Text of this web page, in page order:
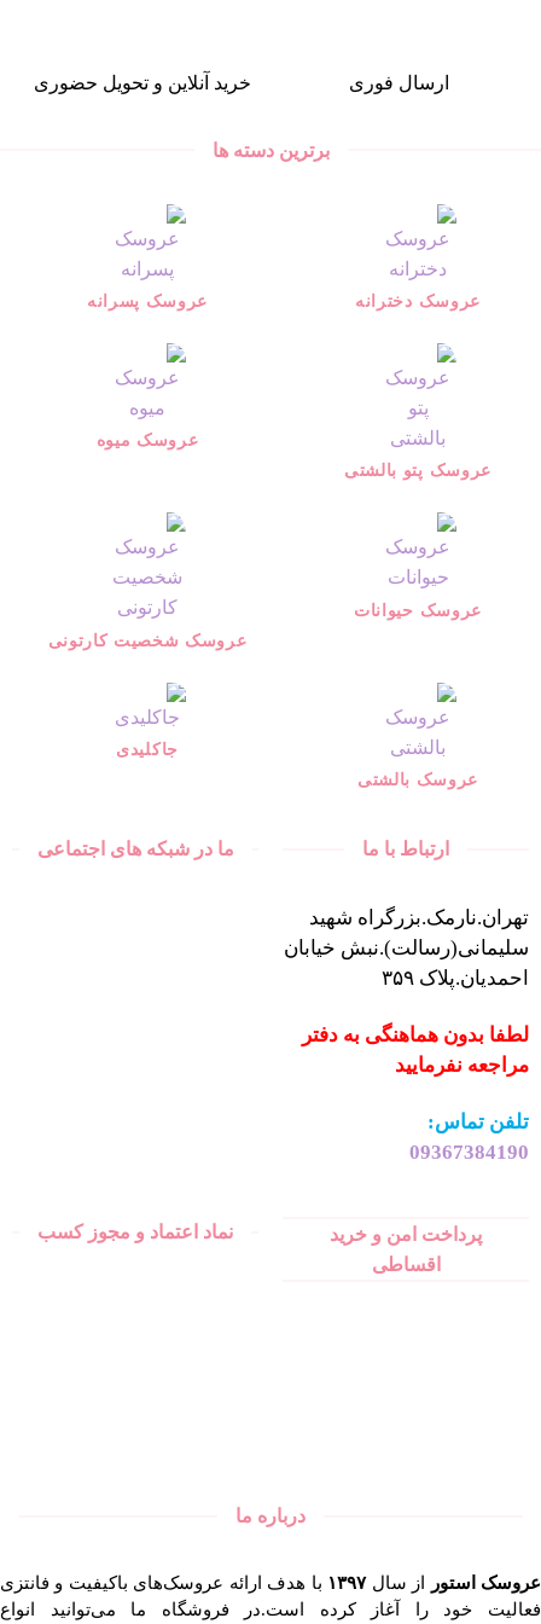
ارسال فوری خرید آنلاین و تحویل حضوری
برترین دسته ها
عروسک دخترانه عروسک پسرانه
عروسک پتو بالشتی
عروسک میوه
عروسک حیوانات
عروسک شخصیت کارتونی
عروسک بالشتی
جاکلیدی
ارتباط با ما
تهران.نارمک.بزرگراه شهید
سلیمانی(رسالت).نبش خیابان
احمدیان.پلاک ۳۵۹
لطفا بدون هماهنگی به دفتر
مراجعه نفرمایید
تلفن تماس:
09367384190
ما در شبکه های اجتماعی
پرداخت امن و خرید
اقساطی
نماد اعتماد و مجوز کسب
درباره ما
عروسک استور از سال۱۳۹۷ با هدف ارائه عروسک‌های باکیفیت و فانتزی
فعالیت خود را آغاز کرده است.در فروشگاه ما می‌توانید انواع